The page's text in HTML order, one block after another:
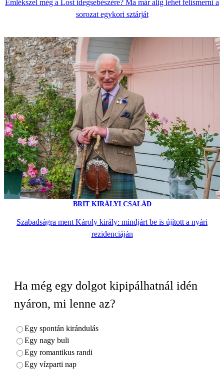
Emlékszel még a Lost idegsebészére? Ma már alig lehet felismerni a
sorozat egykori sztárját
BRIT KIRÁLYI CSALÁD
Szabadságra ment Károly király: mindjárt be is újított a nyári
rezidenciáján
Ha még egy dolgot kipipálhatnál idén
nyáron, mi lenne az?
Egy spontán kirándulás
Egy nagy buli
Egy romantikus randi
Egy vízparti nap